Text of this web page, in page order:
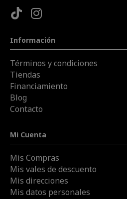
Información
Términos y condiciones
Tiendas
Financiamiento
Blog
Contacto
Mi Cuenta
Mis Compras
Mis vales de descuento
Mis direcciones
Mis datos personales